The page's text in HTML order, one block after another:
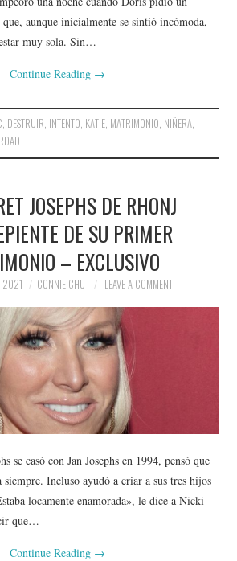
aunque inicialmente se sintió incómoda,
muy sola. Sin…
Continue Reading →
, DESTRUIR, INTENTO, KATIE, MATRIMONIO, NIÑERA,
JOSEPHS DE RHONJ
DE SU PRIMER
– EXCLUSIVO
2021 CONNIE CHU LEAVE A COMMENT
se casó con Jan Josephs en 1994, pensó que
Incluso ayudó a criar a sus tres hijos
locamente enamorada», le dice a Nicki
que…
Continue Reading →